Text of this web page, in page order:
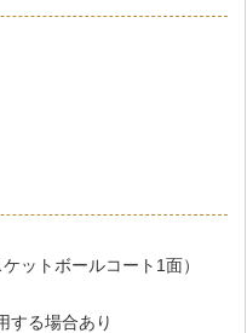
トボールコート1面）
る場合あり